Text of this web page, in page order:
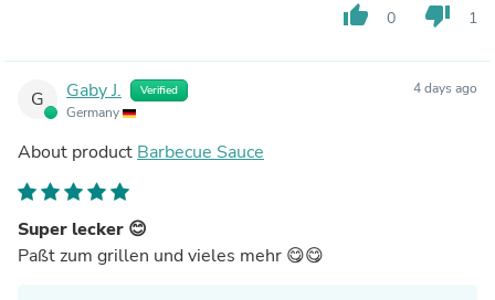
thumb_up 0 thumb_down 1
G Gaby J. Verified
Germany
4 days ago
About product Barbecue Sauce
Super lecker 😊
Paßt zum grillen und vieles mehr 😋😋